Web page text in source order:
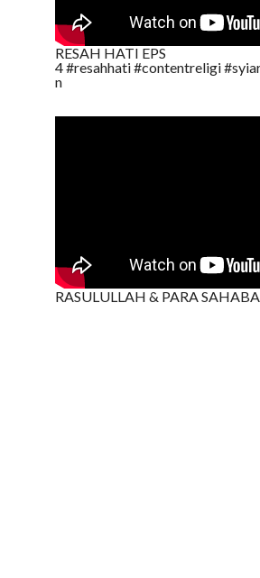
RESAH HATI EPS
4 #resahhati #contentreligi
n
RASULULLAH & PARA